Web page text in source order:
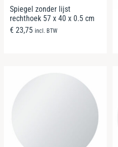
Spiegel zonder lijst
rechthoek 57 x 40 x 0.5 cm
€ 23,75 incl. BTW